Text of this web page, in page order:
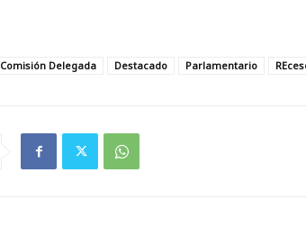
Comisión Delegada Destacado Parlamentario